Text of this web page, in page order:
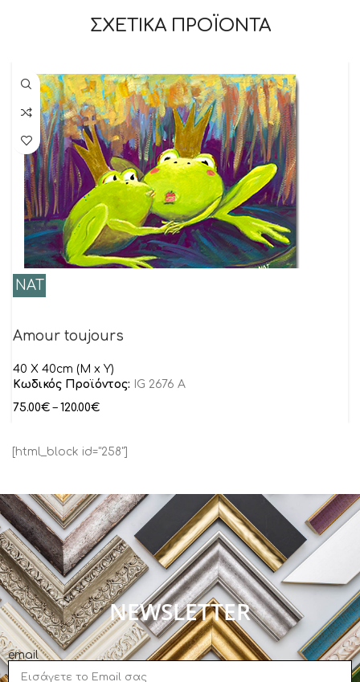
ΣΧΕΤΙΚΑ ΠΡΟΪΟΝΤΑ
NAT
Amour toujours
40 Χ 40cm (Μ x Υ)
Κωδικός Προϊόντος:
IG 2676 A
75.00€ – 120.00€
[html_block id="258"]
NEWSLETTER
email